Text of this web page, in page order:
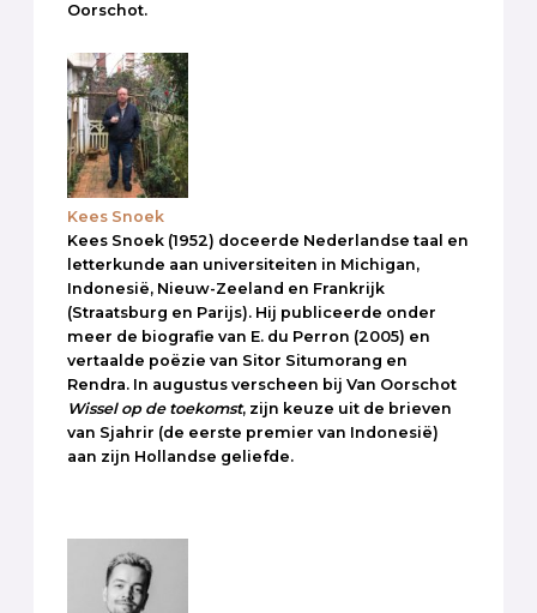
Oorschot.
Kees Snoek
Kees Snoek (1952) doceerde Nederlandse taal en
letterkunde aan universiteiten in Michigan,
Indonesië, Nieuw-Zeeland en Frankrijk
(Straatsburg en Parijs). Hij publiceerde onder
meer de biografie van E. du Perron (2005) en
vertaalde poëzie van Sitor Situmorang en
Rendra. In augustus verscheen bij Van Oorschot
Wissel op de toekomst, zijn keuze uit de brieven
van Sjahrir (de eerste premier van Indonesië)
aan zijn Hollandse geliefde.